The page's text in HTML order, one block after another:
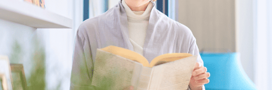
国の機関もしくは地方公共団体またはその委託を受け
た者が法令の定める事務を遂行することに対して協力
する必要がある場合であって、本人の同意を得ること
により当該事務の遂行に支障を及ぼすおそれがあると
上記２．の利用目的を実施するために守秘義務を結ん
だ企業に、業務の一部として個人情報の取扱いを委